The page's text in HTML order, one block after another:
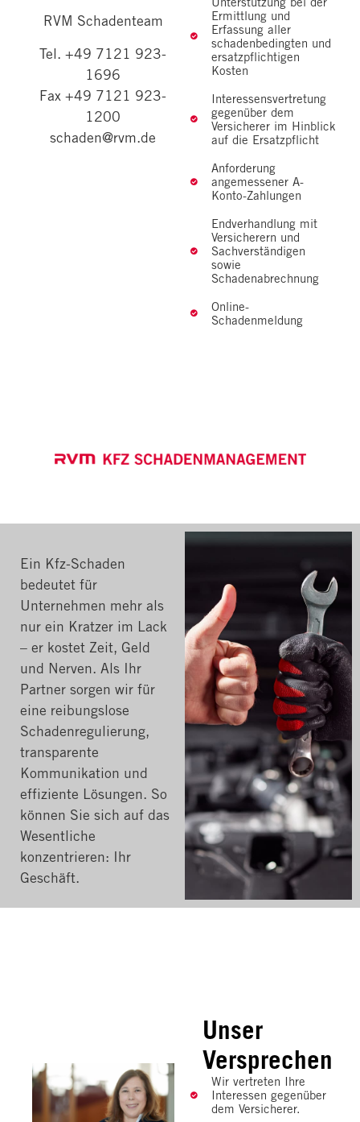
RVM Schadenteam
Tel. +49 7121 923-
1696
Fax +49 7121 923-
1200
schaden@rvm.de
Ermittlung und
Erfassung aller
schadenbedingten und
ersatzpflichtigen
Kosten
Interessensvertretung
gegenüber dem
Versicherer im Hinblick
auf die Ersatzpflicht
Anforderung
angemessener A-
Konto-Zahlungen
Endverhandlung mit
Versicherern und
Sachverständigen
sowie
Schadenabrechnung
Online-
Schadenmeldung
Ein Kfz-Schaden
bedeutet für
Unternehmen mehr als
nur ein Kratzer im Lack
– er kostet Zeit, Geld
und Nerven. Als Ihr
Partner sorgen wir für
eine reibungslose
Schadenregulierung,
transparente
Kommunikation und
effiziente Lösungen. So
können Sie sich auf das
Wesentliche
konzentrieren: Ihr
Geschäft.
Unser
Versprechen
Wir vertreten Ihre
Interessen gegenüber
dem Versicherer.